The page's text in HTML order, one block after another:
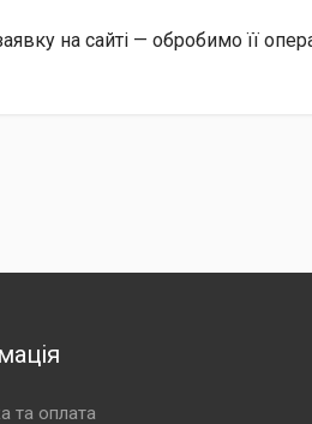
на сайті — обробимо її
та оплата